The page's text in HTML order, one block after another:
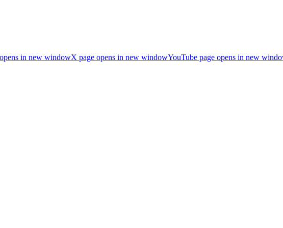
in new windowX page opens in new windowYouTube page opens in new